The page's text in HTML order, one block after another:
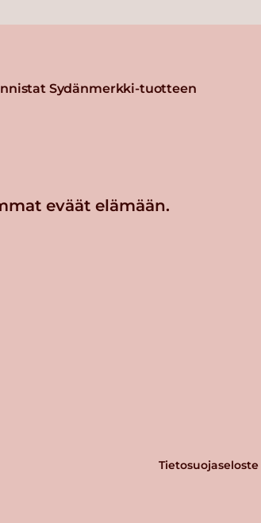
Sydänmerkki-tuotteen
eväät elämään.
Tietosuojaseloste